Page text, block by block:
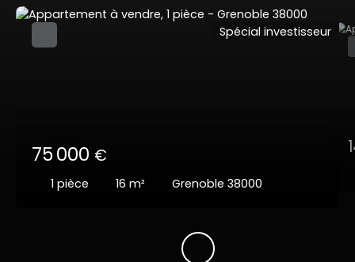
75 000 €
1 pièce 16 m² Grenoble 38000
Spécial investisseur